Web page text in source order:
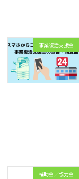
事業復活支援金
補助金／協力金